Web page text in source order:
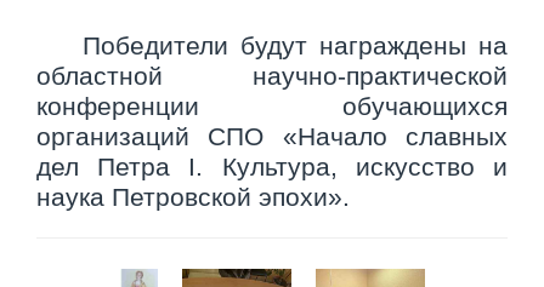
Победители будут награждены на
областной научно-практической
конференции обучающихся
организаций СПО «Начало славных
дел Петра I. Культура, искусство и
наука Петровской эпохи».